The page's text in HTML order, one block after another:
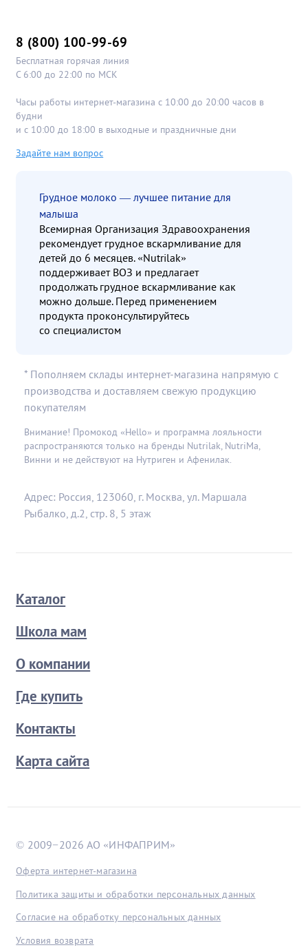
8 (800) 100-99-69
Бесплатная горячая линия
С 6:00 до 22:00 по МСК
Часы работы интернет-магазина с 10:00 до 20:00 часов в
будни
и с 10:00 до 18:00 в выходные и праздничные дни
Задайте нам вопрос
Грудное молоко — лучшее питание для
малыша
Всемирная Организация Здравоохранения
рекомендует грудное вскармливание для
детей до 6 месяцев. «Nutrilak»
поддерживает ВОЗ и предлагает
продолжать грудное вскармливание как
можно дольше. Перед применением
продукта проконсультируйтесь
со специалистом
* Пополняем склады интернет-магазина напрямую с
производства и доставляем свежую продукцию
покупателям
Внимание! Промокод «Hello» и программа лояльности
распространяются только на бренды Nutrilak, NutriMa,
Винни и не действуют на Нутриген и Афенилак.
Адрес: Россия, 123060, г. Москва, ул. Маршала
Рыбалко, д.2, стр. 8, 5 этаж
Каталог
Школа мам
О компании
Где купить
Контакты
Карта сайта
© 2009−2026 АО «ИНФАПРИМ»
Оферта интернет-магазина
Политика защиты и обработки персональных данных
Согласие на обработку персональных данных
Условия возврата